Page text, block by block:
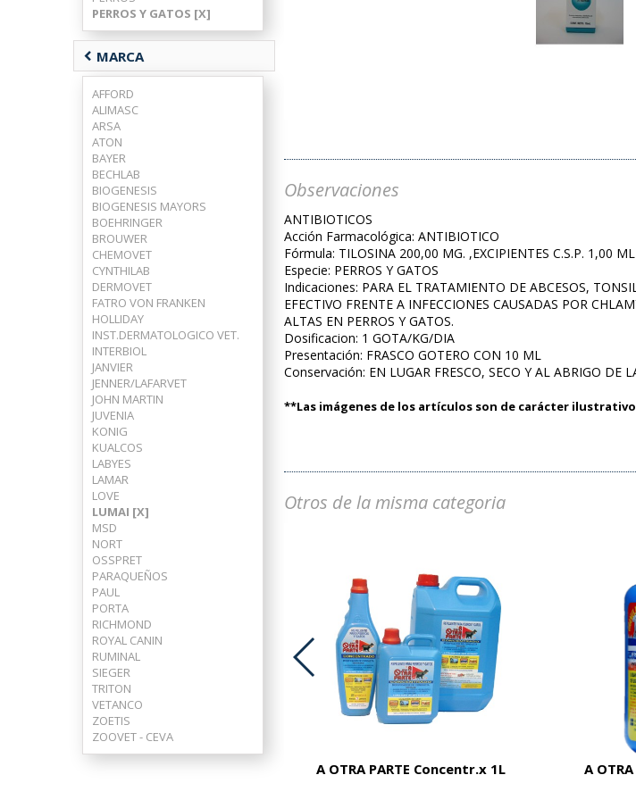
PERROS Y GATOS [X]
chevron_left MARCA
AFFORD
ALIMASC
ARSA
ATON
BAYER
BECHLAB
BIOGENESIS
BIOGENESIS MAYORS
BOEHRINGER
BROUWER
CHEMOVET
CYNTHILAB
DERMOVET
FATRO VON FRANKEN
HOLLIDAY
INST.DERMATOLOGICO VET.
INTERBIOL
JANVIER
JENNER/LAFARVET
JOHN MARTIN
JUVENIA
KONIG
KUALCOS
LABYES
LAMAR
LOVE
LUMAI [X]
MSD
NORT
OSSPRET
PARAQUEÑOS
PAUL
PORTA
RICHMOND
ROYAL CANIN
RUMINAL
SIEGER
TRITON
VETANCO
ZOETIS
ZOOVET - CEVA
Observaciones
ANTIBIOTICOS
Acción Farmacológica: ANTIBIOTICO
Fórmula: TILOSINA 200,00 MG. ,EXCIPIENTES C.S.P. 1,00 ML
Especie: PERROS Y GATOS
Indicaciones: PARA EL TRATAMIENTO DE ABCESOS,
EFECTIVO FRENTE A INFECCIONES CAUSADAS POR
ALTAS EN PERROS Y GATOS.
Dosificacion: 1 GOTA/KG/DIA
Presentación: FRASCO GOTERO CON 10 ML
Conservación: EN LUGAR FRESCO, SECO Y AL ABRIGO DE
**Las imágenes de los artículos son de carácter
Otros de la misma categoria
ADVOCATE PERROS 25-40 KG
A OTRA PARTE Concentr.x 1L A